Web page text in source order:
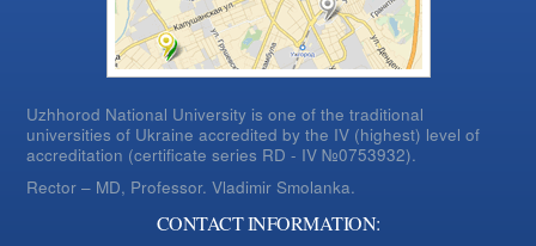
Uzhhorod National University is one of the traditional
universities of Ukraine accredited by the IV (highest) level of
accreditation (certificate series RD - IV №0753932).
Rector – MD, Professor.Vladimir Smolanka.
CONTACT INFORMATION: